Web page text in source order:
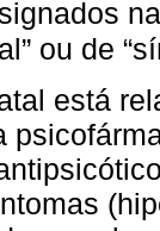
ou de
está